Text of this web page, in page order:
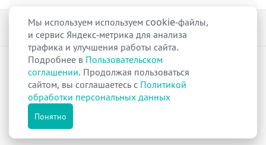
raduga-ural.ru ©
Группа компаний Радуга
ЛицензияЛ042-00110-77/00263680 от 07 декабря 2017 г.
Разрешение№Р013-00110-66/03100314на дистанционную торговлю
лекарственными препаратами от 02 сентября 2025 г.
Все права защищены
Мы используем используем cookie-файлы,
и сервис Яндекс-метрика для анализа
трафика и улучшения работы сайта.
Подробнее в Пользовательском
соглашении. Продолжая пользоваться
сайтом, вы соглашаетесь с Политикой
обработки персональных данных
Понятно